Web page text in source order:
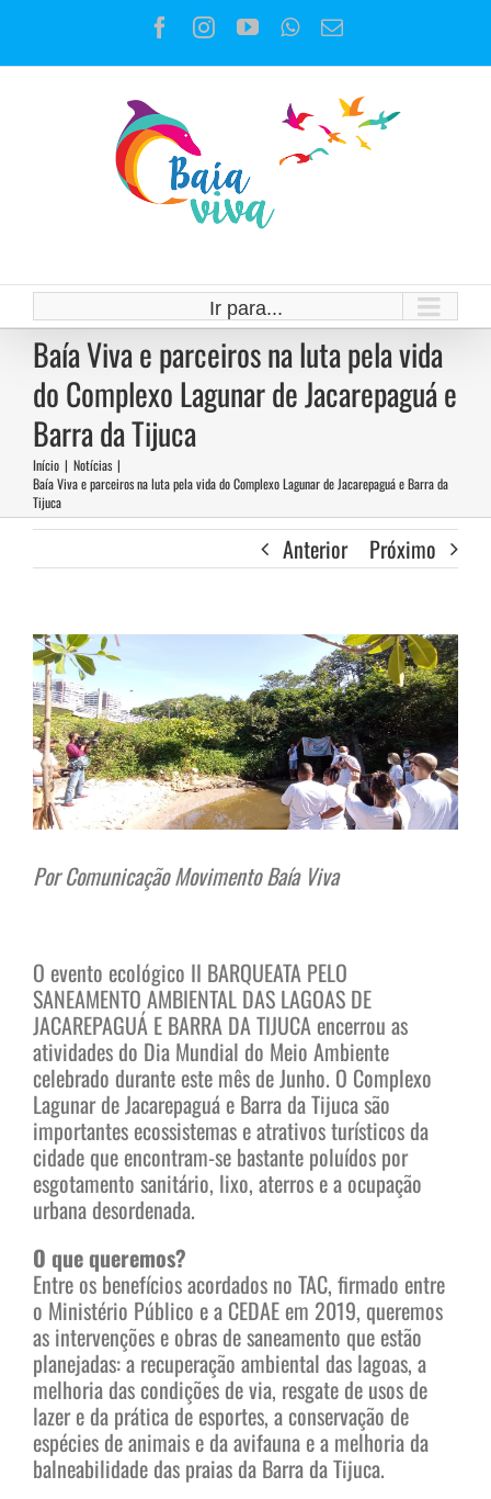
o
Facebook
Instagram
YouTubeWhatsApp
E-
Ir para...
Baía Viva e parceiros na luta pela vida
do Complexo Lagunar de Jacarepaguá e
Barra da Tijuca
Início | Notícias |
Baía Viva e parceiros na luta pela vida do Complexo Lagunar de Jacarepaguá e Barra da
Tijuca
Anterior Próximo
View
Larger
Image
Por Comunicação Movimento Baía Viva
O evento ecológico II BARQUEATA PELO
SANEAMENTO AMBIENTAL DAS LAGOAS DE
JACAREPAGUÁ E BARRA DA TIJUCA encerrou as
atividades do Dia Mundial do Meio Ambiente
celebrado durante este mês de Junho. O Complexo
Lagunar de Jacarepaguá e Barra da Tijuca são
importantes ecossistemas e atrativos turísticos da
cidade que encontram-se bastante poluídos por
esgotamento sanitário, lixo, aterros e a ocupação
urbana desordenada.
O que queremos?
Entre os benefícios acordados no TAC, firmado entre
o Ministério Público e a CEDAE em 2019, queremos
as intervenções e obras de saneamento que estão
planejadas: a recuperação ambiental das lagoas, a
melhoria das condições de via, resgate de usos de
lazer e da prática de esportes, a conservação de
espécies de animais e da avifauna e a melhoria da
balneabilidade das praias da Barra da Tijuca.